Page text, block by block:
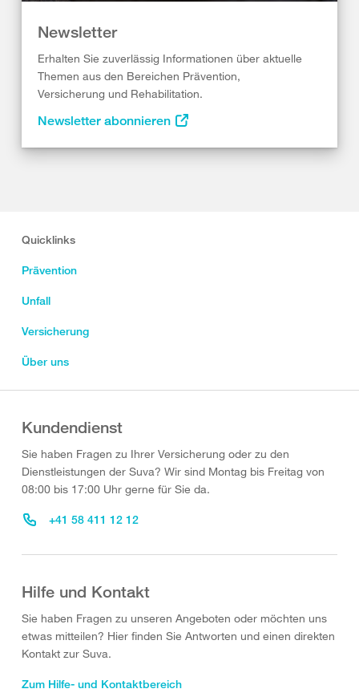
Newsletter
Erhalten Sie zuverlässig Informationen über aktuelle
Themen aus den Bereichen Prävention,
Versicherung und Rehabilitation.
Newsletter abonnieren
Quicklinks
Prävention
Unfall
Versicherung
Über uns
Kundendienst
Sie haben Fragen zu Ihrer Versicherung oder zu den
Dienstleistungen der Suva? Wir sind Montag bis Freitag von
08:00 bis 17:00 Uhr gerne für Sie da.
+41 58 411 12 12
Hilfe und Kontakt
Sie haben Fragen zu unseren Angeboten oder möchten uns
etwas mitteilen? Hier finden Sie Antworten und einen direkten
Kontakt zur Suva.
Zum Hilfe- und Kontaktbereich